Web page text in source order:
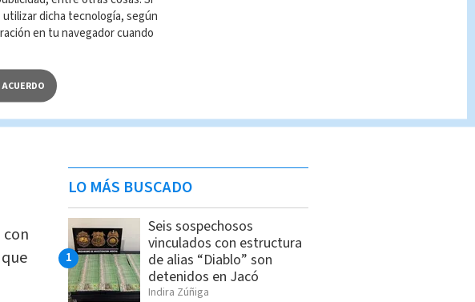
con
LO MÁS BUSCADO
Seis sospechosos
vinculados con estructura
de alias “Diablo” son
detenidos en Jacó
Indira Zúñiga
dicha tecnología, según
en tu navegador cuando